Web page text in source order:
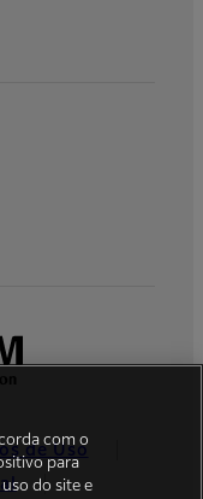
de Uso
com o
para
do site e